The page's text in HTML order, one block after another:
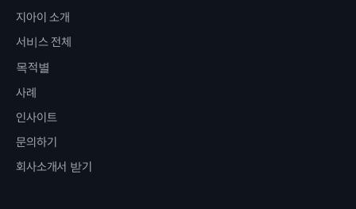
지아이 소개
서비스 전체
목적별
사례
인사이트
문의하기
회사소개서 받기